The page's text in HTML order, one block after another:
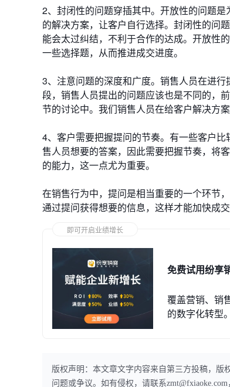
2、封闭性的问题穿插其中。开放性的问题
的解决方案，让客户自行选择。封闭性的问
能会太过纠结，不利于合作的达成。开放性
一些选择题，从而推进成交进度。
3、注意问题的深度和广度。销售人员在进
段，销售人员提出的问题应该也是不同的，
节的讨论中。我们销售人员在给客户解决方
4、客户需要把握提问的节奏。有一些客户
售人员想要的答案，因此需要把握节奏，将
的能力，这一点尤为重要。
在销售行为中，提问是相当重要的一个环节
通过提问获得想要的信息，这样才能加快成
即可开启业绩增长
免费试用纷享
覆盖营销、销
的数字化转型。
版权声明：本文章文字内容来自第三方投稿，版
问题或争议。如有侵权，请联系